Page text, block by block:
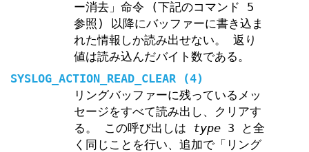
ー消去」命令 (下記のコマンド 5
参照) 以降にバッファーに書き込ま
れた情報しか読み出せない。 返り
値は読み込んだバイト数である。
SYSLOG_ACTION_READ_CLEAR (4)
リングバッファーに残っているメッ
セージをすべて読み出し、クリアす
る。 この呼び出しは type3 と全
く同じことを行い、追加で「リング